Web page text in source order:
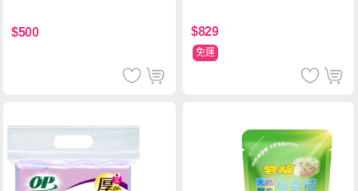
$500 $829
免運